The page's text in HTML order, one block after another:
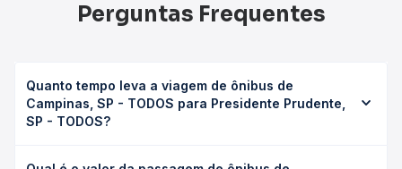
Perguntas Frequentes
Quanto tempo leva a viagem de ônibus de
Campinas, SP - TODOS para Presidente Prudente,
SP - TODOS?